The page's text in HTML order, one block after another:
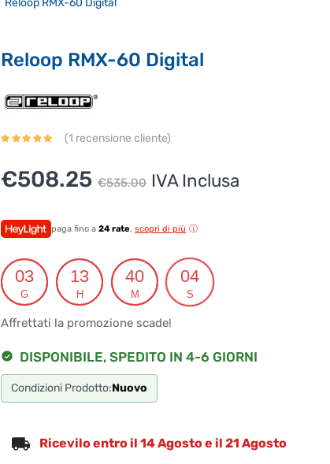
Reloop RMX-60 Digital
Reloop RMX-60 Digital
(1 recensione cliente)
€535.00 Il
originale
era:
€535.00.
€508.25
Il
attuale
€508.25.
IVA Inclusa
paga fino a 24 rate, scopri di più
03
G
13
H
40
M
03
S
Affrettati la promozione scade!
DISPONIBILE, SPEDITO IN 4-6 GIORNI
Condizioni Prodotto:Nuovo
Ricevilo entro il 14 Agosto e il 21 Agosto